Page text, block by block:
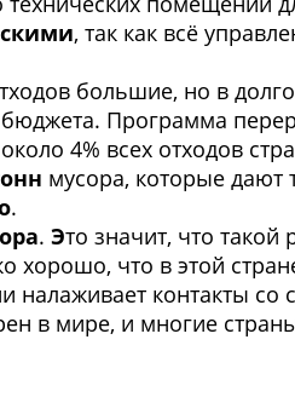
, так как всё
большие, но в
Программа
4% всех отходов
мусора, которые дают
.
. Это значит, что
хорошо, что в этой
контакты со
в мире, и многие